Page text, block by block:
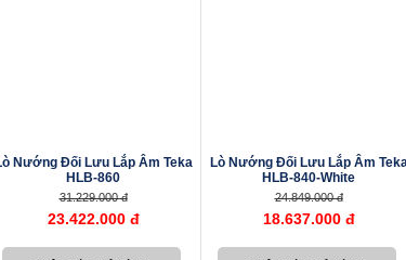
Nướng Đối Lưu Lắp Âm Teka
HLB-860
31.229.000 đ
23.422.000 đ
Lò Nướng Đối Lưu Lắp Âm
HLB-840-White
24.849.000 đ
18.637.000 đ